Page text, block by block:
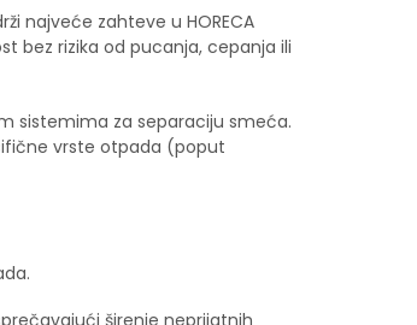
najveće zahteve u HORECA
bez rizika od pucanja, cepanja ili
sistemima za separaciju smeća.
vrste otpada (poput
širenje neprijatnih